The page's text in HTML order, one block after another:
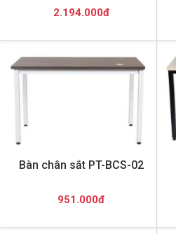
2.194.000đ
Bàn chân sắt PT-BCS-02
951.000đ